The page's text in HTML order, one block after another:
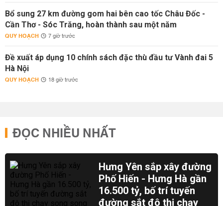
Bổ sung 27 km đường gom hai bên cao tốc Châu Đốc -
Cần Thơ - Sóc Trăng, hoàn thành sau một năm
QUY HOẠCH 7 giờ trước
Đề xuất áp dụng 10 chính sách đặc thù đầu tư Vành đai 5
Hà Nội
QUY HOẠCH 18 giờ trước
ĐỌC NHIỀU NHẤT
Hưng Yên sắp xây đường
Phố Hiến - Hưng Hà gần
16.500 tỷ, bố trí tuyến
đường sắt đô thị chạy